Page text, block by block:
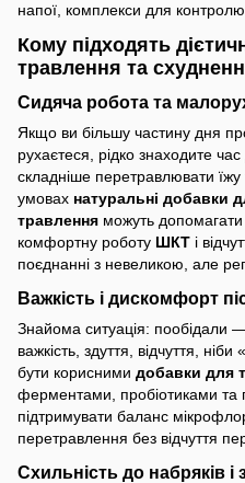
напої, комплекси для контролю
Кому підходять
травлення та
Сидяча робота та
Якщо ви більшу частину дня
рухаєтеся, рідко знаходите
складніше перетравлювати їжу
умовах натуральні добавки
травлення можуть допомагати
комфортну роботу ШКТ і
поєднанні з невеликою, але
Важкість і дискомфорт
Знайома ситуація: пообідали —
важкість, здуття, відчуття,
бути корисними добавки для
ферментами, пробіотиками та
підтримувати баланс
перетравлення без відчуття
Схильність до набряків і